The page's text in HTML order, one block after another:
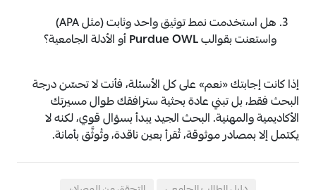
هل استخدمت نمط توثيق واحد وثابت (مثل APA)
واستعنت بقوالبPurdue OWLأو الأدلة الجامعية؟
إذا كانت إجابتك «نعم» على كل الأسئلة، فأنت لا تحسّن درجة
البحث فقط، بل تبني عادة بحثية سترافقك طوال مسيرتك
الأكاديمية والمهنية. البحث الجيد يبدأ بسؤال قوي، لكنه لا
يكتمل إلا بمصادر موثوقة، تُقرأ بعين ناقدة، وتُوثَّق بأمانة.